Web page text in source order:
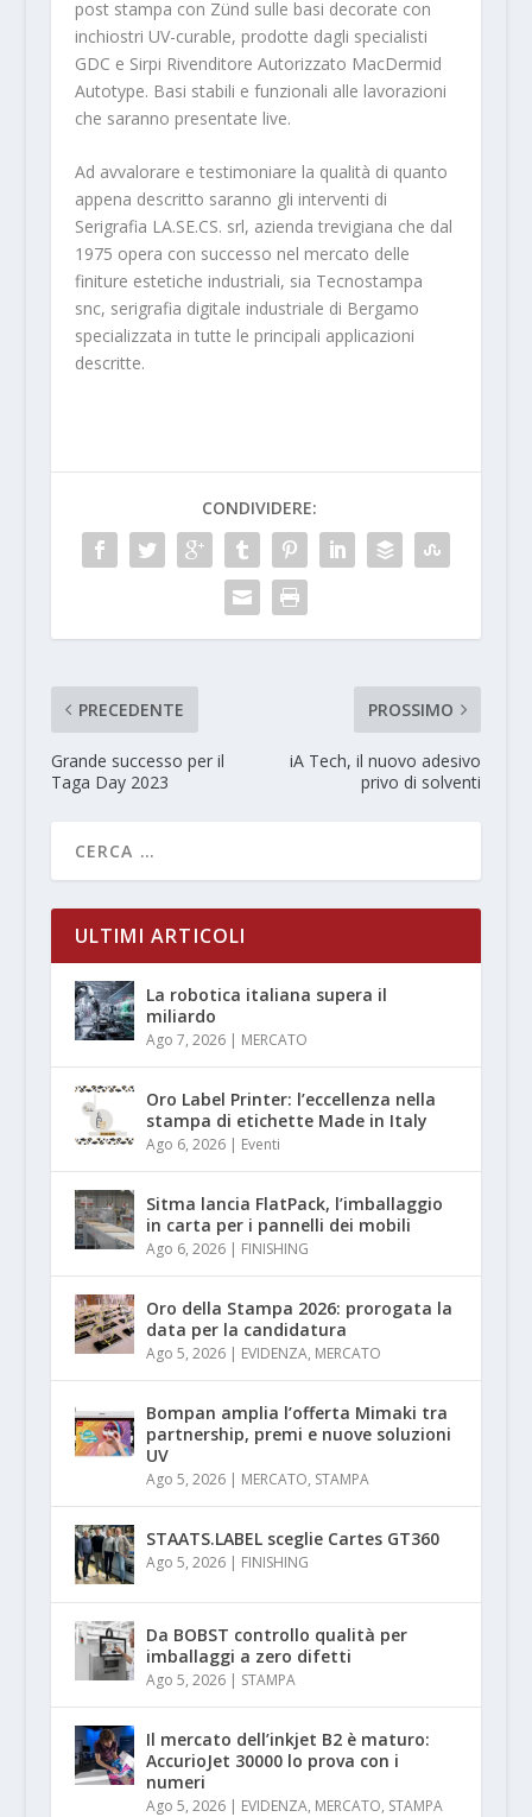
post stampa con Zünd sulle basi decorate con
inchiostri UV-curable, prodotte dagli specialisti
GDC e Sirpi Rivenditore Autorizzato MacDermid
Autotype. Basi stabili e funzionali alle lavorazioni
che saranno presentate live.
Ad avvalorare e testimoniare la qualità di quanto
appena descritto saranno gli interventi di
Serigrafia LA.SE.CS. srl, azienda trevigiana che dal
1975 opera con successo nel mercato delle
finiture estetiche industriali, sia Tecnostampa
snc, serigrafia digitale industriale di Bergamo
specializzata in tutte le principali applicazioni
descritte.
CONDIVIDERE:
PRECEDENTE
Grande successo per il
Taga Day 2023
PROSSIMO
iA Tech, il nuovo adesivo
privo di solventi
ULTIMI ARTICOLI
La robotica italiana supera il
miliardo
Ago 7, 2026| MERCATO
Oro Label Printer: l’eccellenza nella
stampa di etichette Made in Italy
Ago 6, 2026| Eventi
Sitma lancia FlatPack, l’imballaggio
in carta per i pannelli dei mobili
Ago 6, 2026| FINISHING
Oro della Stampa 2026: prorogata la
data per la candidatura
Ago 5, 2026| EVIDENZA, MERCATO
Bompan amplia l’offerta Mimaki tra
partnership, premi e nuove soluzioni
UV
Ago 5, 2026| MERCATO, STAMPA
STAATS.LABEL sceglie Cartes GT360
Ago 5, 2026| FINISHING
Da BOBST controllo qualità per
imballaggi a zero difetti
Ago 5, 2026| STAMPA
Il mercato dell’inkjet B2 è maturo:
AccurioJet 30000 lo prova con i
numeri
Ago 5, 2026| EVIDENZA, MERCATO, STAMPA